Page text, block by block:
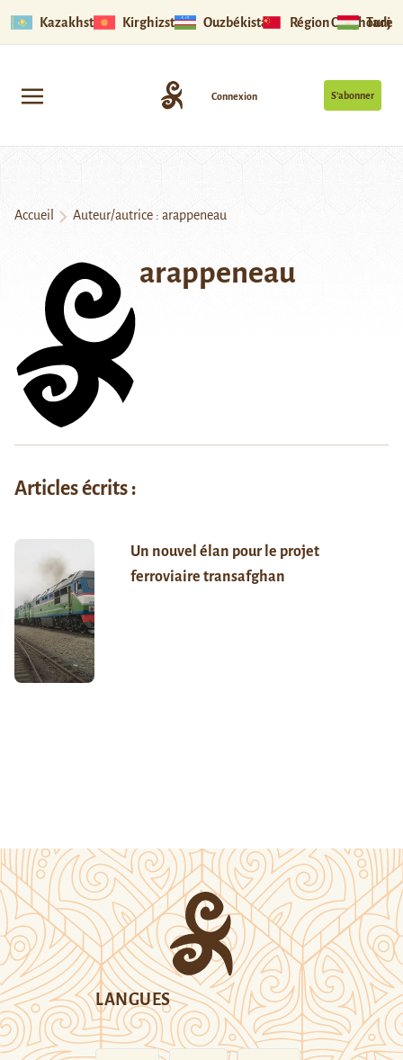
Kazakhstan Kirghizstan Ouzbékistan Région Ouïghoure
S’abonner
Connexion
Accueil Auteur/autrice : arappeneau
arappeneau
Articles écrits :
Un nouvel élan pour le projet
ferroviaire transafghan
LANGUES